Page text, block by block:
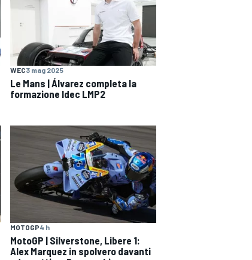
WEC3 mag 2025
Le Mans | Álvarez completa la
formazione Idec LMP2
MOTOGP4 h
MotoGP | Silverstone, Libere 1:
Alex Marquez in spolvero davanti